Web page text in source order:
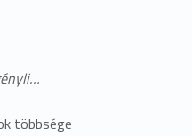
többsége